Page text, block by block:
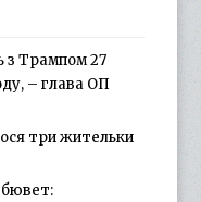
з Трампом 27
– глава ОП
три жительки
бювет: